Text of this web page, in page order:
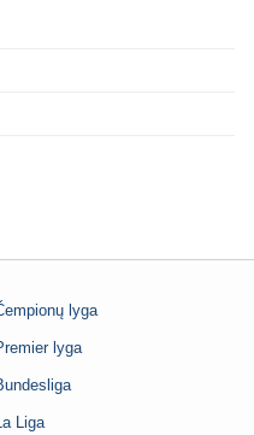
lyga
lyga
Liga